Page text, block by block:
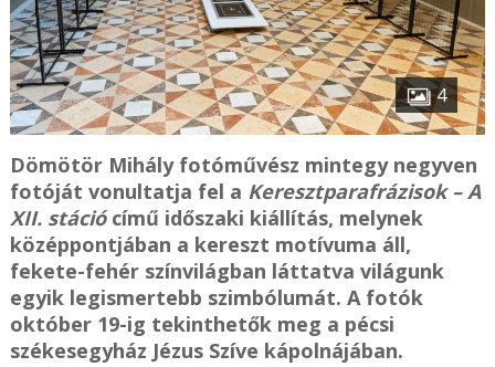
4
Dömötör Mihály fotóművész mintegy negyven
fotóját vonultatja fel a Keresztparafrázisok – A
XII. stációcímű időszaki kiállítás, melynek
középpontjában a kereszt motívuma áll,
fekete-fehér színvilágban láttatva világunk
egyik legismertebb szimbólumát. A fotók
október 19-ig tekinthetők meg a pécsi
székesegyház Jézus Szíve kápolnájában.